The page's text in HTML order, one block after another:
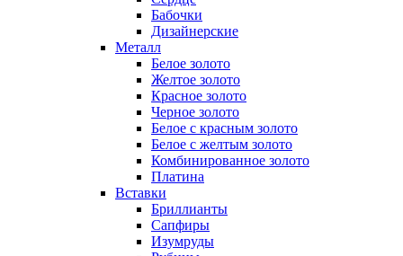
Бабочки
Дизайнерские
Металл
Белое золото
Желтое золото
Красное золото
Черное золото
Белое с красным золото
Белое с желтым золото
Комбинированное золото
Платина
Вставки
Бриллианты
Сапфиры
Изумруды